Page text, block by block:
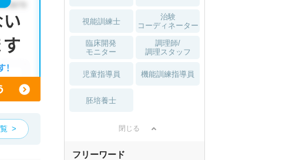
視能訓練士
治験
コーディネーター
臨床開発
モニター
調理師/
調理スタッフ
児童指導員 機能訓練指導員
胚培養士
閉じる
フリーワード